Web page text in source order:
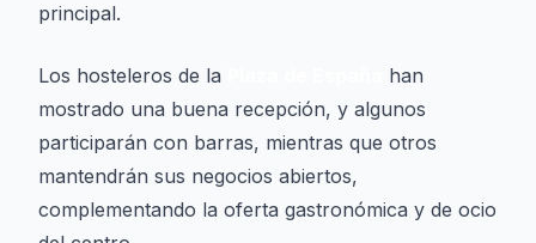
principal.
Los hosteleros de la
han
mostrado una buena recepción, y algunos
participarán con barras, mientras que otros
mantendrán sus negocios abiertos,
complementando la oferta gastronómica y de ocio